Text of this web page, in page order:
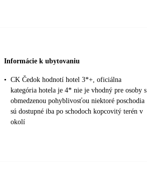
Informácie k ubytovaniu
• CK Čedok hodnotí hotel 3*+, oficiálna
kategória hotela je 4* nie je vhodný pre osoby s
obmedzenou pohyblivosťou niektoré poschodia
sú dostupné iba po schodoch kopcovitý terén v
okolí